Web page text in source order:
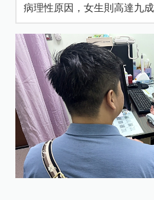
病理性原因，女生則高達九